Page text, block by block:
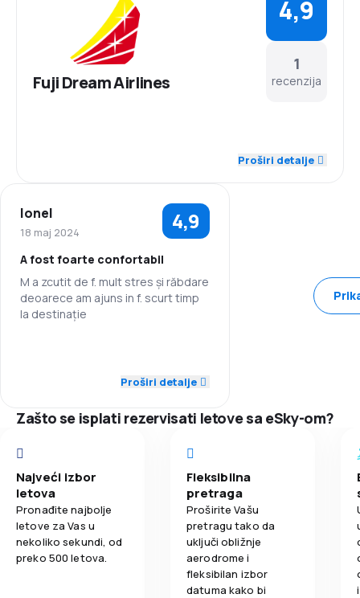
Fuji Dream Airlines
1
recenzija
4,9
Mreža letova
Cijene karata
Udobnost putovanja 5,0
Proširi detalje
Ionel
18 maj 2024 4,9
A fost foarte confortabil
M a zcutit de f. mult stres și răbdare
deoarece am ajuns in f. scurt timp
la destinație
5,0
Mreža letova 5,0
Udobnost putovanja 5,0
Prevoz prtljaga 5,0
5,0
Proširi detalje
Zašto se isplati rezervisati letove sa eSky-om?
Najveći izbor
letova
Pronađite najbolje
letove za Vas u
nekoliko sekundi, od
preko 500 letova.
Fleksibilna
pretraga
Proširite Vašu
pretragu tako da
uključi obližnje
aerodrome i
fleksibilan izbor
datuma kako bi